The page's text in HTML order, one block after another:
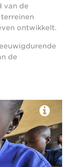
van de
ontwikkelt.
de